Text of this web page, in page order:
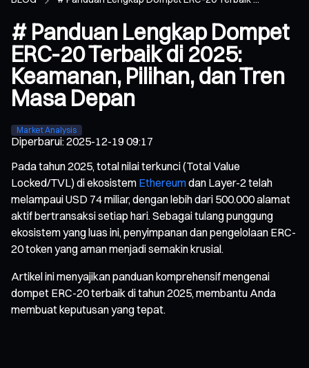
# Panduan Lengkap Dompet
ERC-20 Terbaik di 2025:
Keamanan, Pilihan, dan Tren
Masa Depan
Market Analysis
Diperbarui:2025-12-19 09:17
Pada tahun 2025, total nilai terkunci (Total Value
Locked/TVL) di ekosistem Ethereumdan Layer-2 telah
melampaui USD 74 miliar, dengan lebih dari 500.000 alamat
aktif bertransaksi setiap hari. Sebagai tulang punggung
ekosistem yang luas ini, penyimpanan dan pengelolaan ERC-
20 token yang aman menjadi semakin krusial.
Artikel ini menyajikan panduan komprehensif mengenai
dompet ERC-20 terbaik di tahun 2025, membantu Anda
membuat keputusan yang tepat.